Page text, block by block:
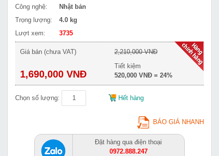
Công nghệ:
Nhật bản
Trọng lượng:
4.0 kg
Lượt xem:
3735
Giá bán (chưa VAT)
1,690,000 VNĐ
2,210,000 VNĐ
Tiết kiệm
520,000 VNĐ = 24%
Chọn số lượng: Hết hàng
BÁO GIÁ NHANH
Đặt hàng qua điện thoại
0972.888.247